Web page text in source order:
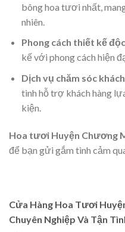
bông hoa tươi nhất,
nhiên.
Phong cách thiết kế
kế với phong cách hiện
Dịch vụ chăm sóc
tình hỗ trợ khách hàng
kiện.
Hoa tươi Huyện Chương
để bạn gửi gắm tình cảm
Cửa Hàng Hoa Tươi
Chuyên Nghiệp Và Tận